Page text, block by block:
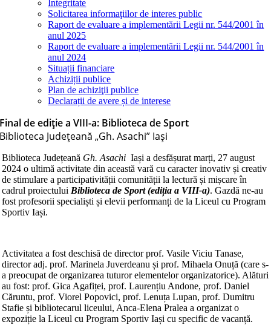
Integritate
Solicitarea informaţiilor de interes public
Raport de evaluare a implementării Legii nr. 544/2001 în
anul 2025
Raport de evaluare a implementării Legii nr. 544/2001 în
anul 2024
Situații financiare
Achiziții publice
Plan de achiziţii publice
Declarații de avere și de interese
Final de ediție a VIII-a: Biblioteca de Sport
Biblioteca Judeţeană „Gh. Asachi” Iaşi
Biblioteca Județeană Gh. Asachi Iași a desfășurat marți, 27 august
2024 o ultimă activitate din această vară cu caracter inovativ și creativ
de stimulare a participativității comunității la lectură și mișcare în
cadrul proiectului Biblioteca de Sport (ediția a VIII-a). Gazdă ne-au
fost profesorii specialiști și elevii performanți de la Liceul cu Program
Sportiv Iași.
Activitatea a fost deschisă de director prof. Vasile Viciu Tanase,
director adj. prof. Marinela Juverdeanu și prof. Mihaela Onuță (care s-
a preocupat de organizarea tuturor elementelor organizatorice). Alături
au fost: prof. Gica Agafiței, prof. Laurențiu Andone, prof. Daniel
Căruntu, prof. Viorel Popovici, prof. Lenuța Lupan, prof. Dumitru
Stafie și bibliotecarul liceului, Anca-Elena Pralea a organizat o
expoziție la Liceul cu Program Sportiv Iași cu specific de vacanță.